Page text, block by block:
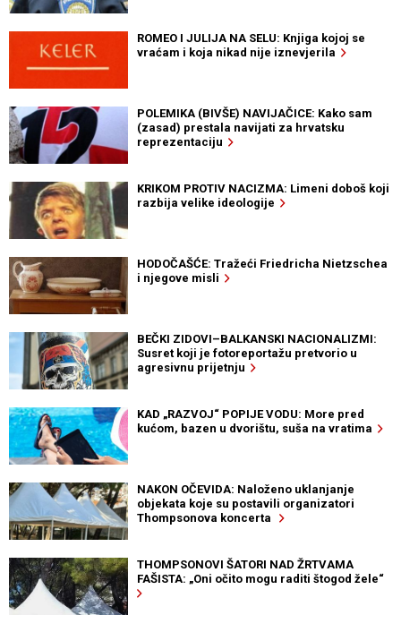
ROMEO I JULIJA NA SELU: Knjiga kojoj se
vraćam i koja nikad nije iznevjerila
POLEMIKA (BIVŠE) NAVIJAČICE: Kako sam
(zasad) prestala navijati za hrvatsku
reprezentaciju
KRIKOM PROTIV NACIZMA: Limeni doboš koji
razbija velike ideologije
HODOČAŠĆE: Tražeći Friedricha Nietzschea
i njegove misli
BEČKI ZIDOVI–BALKANSKI NACIONALIZMI:
Susret koji je fotoreportažu pretvorio u
agresivnu prijetnju
KAD „RAZVOJ“ POPIJE VODU: More pred
kućom, bazen u dvorištu, suša na vratima
NAKON OČEVIDA: Naloženo uklanjanje
objekata koje su postavili organizatori
Thompsonova koncerta
THOMPSONOVI ŠATORI NAD ŽRTVAMA
FAŠISTA: „Oni očito mogu raditi štogod žele“